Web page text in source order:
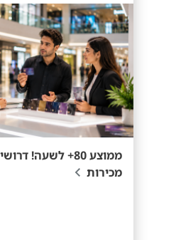
ממוצע 80+ לשעה!
מכירות